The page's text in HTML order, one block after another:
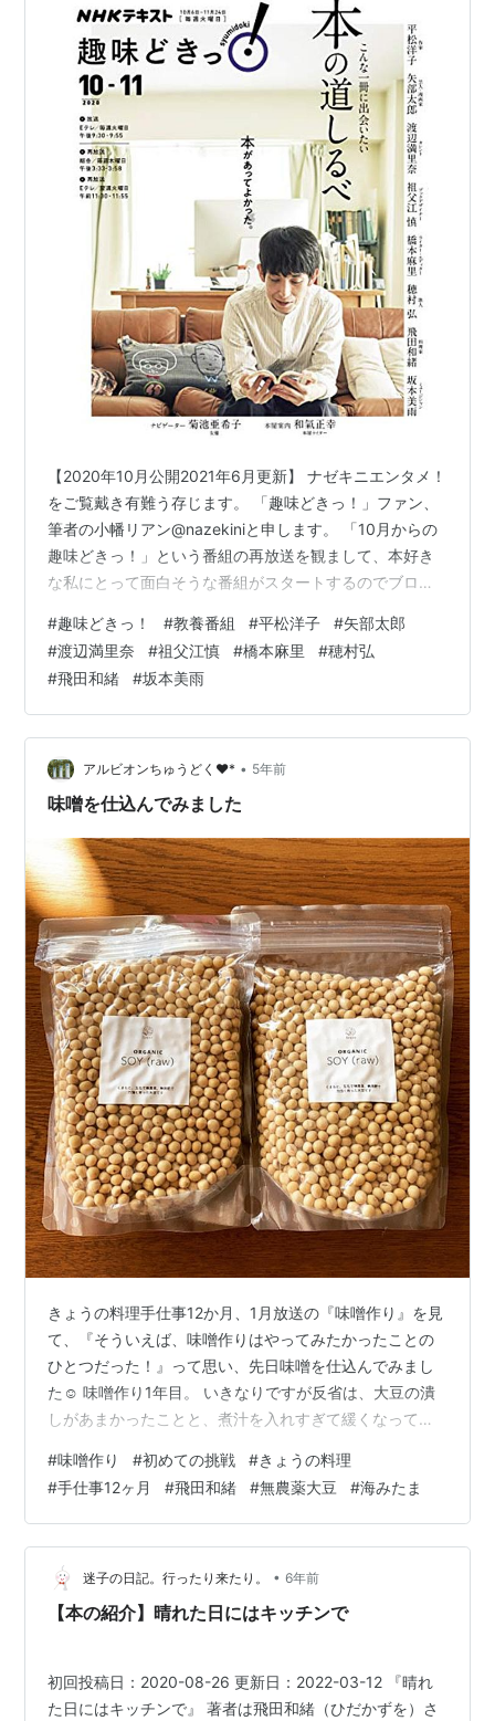
【2020年10月公開2021年6月更新】 ナゼキニエンタメ！
をご覧戴き有難う存じます。 「趣味どきっ！」ファン、
筆者の小幡リアン@nazekiniと申します。 「10月からの
趣味どきっ！」という番組の再放送を観まして、本好き
な私にとって面白そうな番組がスタートするのでブログ
致します。 「趣味どきっ！」とは 「こんな一冊に出会い
たい 本の道しるべ」とは 「こんな一冊に出会いたい 本
の道しるべ」ゲスト 「こんな一冊に出会いたい 本の道し
るべ」平松洋子 『香港 旅の雑学ノート』 『フランス料
理の源流を訪ねて』 ホンのちょっと寄り道 『西瓜糖の
日々』…
#趣味どきっ！ #教養番組 #平松洋子 #矢部太郎
#渡辺満里奈 #祖父江慎 #橋本麻里 #穂村弘
#飛田和緒 #坂本美雨
アルビオンちゅうどく♥* • 5年前
味噌を仕込んでみました
きょうの料理手仕事12か月、1月放送の『味噌作り』を見
て、『そういえば、味噌作りはやってみたかったことの
ひとつだった！』って思い、先日味噌を仕込んでみまし
た☺️ 味噌作り1年目。 いきなりですが反省は、大豆の潰
しがあまかったことと、煮汁を入れすぎて緩くなってし
ませんが、楽しみに待ってみます♪ ここからは初めてやっ
てみた味噌作りの様子をアップしますので、興味があり
ましたら先に進んでみてください( ˙³˙)~♡ くまもとの
Lepoさんの無農薬大豆を使いました♪ 大豆を24時間水に
浸します。 写真撮り忘れましたが、乾燥大豆って水を含
むとこんなに膨…
#味噌作り #初めての挑戦 #きょうの料理
#手仕事12ヶ月 #飛田和緒 #無農薬大豆 #海みたま
迷子の日記。行ったり来たり。 • 6年前
【本の紹介】晴れた日にはキッチンで